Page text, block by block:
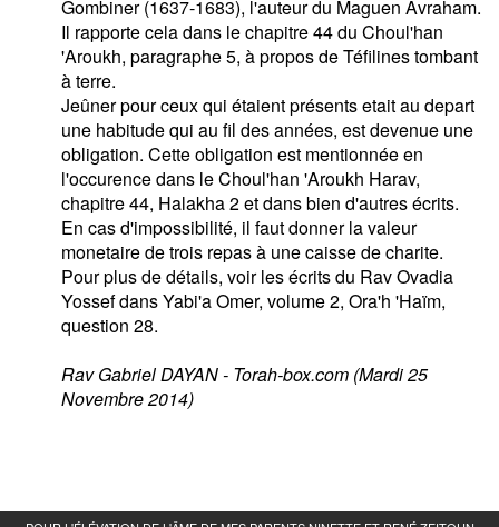
Gombiner (1637-1683), l'auteur du Maguen Avraham.
Il rapporte cela dans le chapitre 44 du Choul'han
'Aroukh, paragraphe 5, à propos de Téfilines tombant
à terre.
Jeûner pour ceux qui étaient présents etait au depart
une habitude qui au fil des années, est devenue une
obligation. Cette obligation est mentionnée en
l'occurence dans le Choul'han 'Aroukh Harav,
chapitre 44, Halakha 2 et dans bien d'autres écrits.
En cas d'impossibilité, il faut donner la valeur
monetaire de trois repas à une caisse de charite.
Pour plus de détails, voir les écrits du Rav Ovadia
Yossef dans Yabi'a Omer, volume 2, Ora'h 'Haïm,
question 28.
Rav Gabriel DAYAN - Torah-box.com (Mardi 25
Novembre 2014)